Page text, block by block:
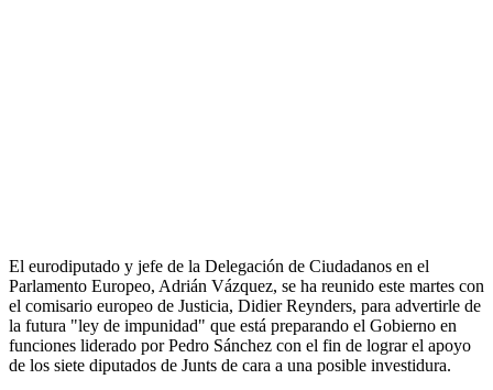
El eurodiputado y jefe de la Delegación de Ciudadanos en el
Parlamento Europeo, Adrián Vázquez, se ha reunido este martes con
el comisario europeo de Justicia, Didier Reynders, para advertirle de
la futura "ley de impunidad" que está preparando el Gobierno en
funciones liderado por Pedro Sánchez con el fin de lograr el apoyo
de los siete diputados de Junts de cara a una posible investidura.